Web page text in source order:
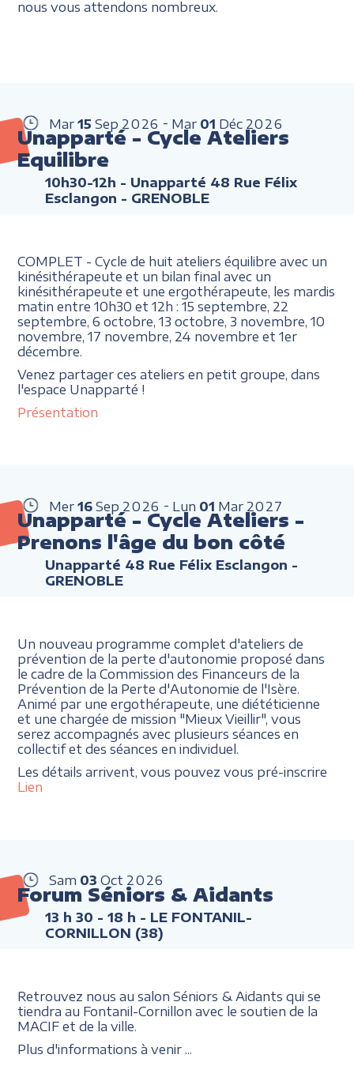
nous vous attendons nombreux.
Mar 15 Sep 2026 Mar 01 Déc 2026
Unapparté - Cycle Ateliers
Equilibre
10h30-12h - Unapparté 48 Rue Félix
Esclangon - GRENOBLE
COMPLET - Cycle de huit ateliers équilibre avec un
kinésithérapeute et un bilan final avec un
kinésithérapeute et une ergothérapeute, les mardis
matin entre 10h30 et 12h : 15 septembre, 22
septembre, 6 octobre, 13 octobre, 3 novembre, 10
novembre, 17 novembre, 24 novembre et 1er
décembre.
Venez partager ces ateliers en petit groupe, dans
l'espace Unapparté !
Présentation
Mer 16 Sep 2026 Lun 01 Mar 2027
Unapparté - Cycle Ateliers -
Prenons l'âge du bon côté
Unapparté 48 Rue Félix Esclangon -
GRENOBLE
Un nouveau programme complet d'ateliers de
prévention de la perte d'autonomie proposé dans
le cadre de la Commission des Financeurs de la
Prévention de la Perte d'Autonomie de l'Isère.
Animé par une ergothérapeute, une diététicienne
et une chargée de mission "Mieux Vieillir", vous
serez accompagnés avec plusieurs séances en
collectif et des séances en individuel.
Les détails arrivent, vous pouvez vous pré-inscrire
Lien
Sam 03 Oct 2026
Forum Séniors & Aidants
13 h 30 - 18 h - LE FONTANIL-
CORNILLON (38)
Retrouvez nous au salon Séniors & Aidants qui se
tiendra au Fontanil-Cornillon avec le soutien de la
MACIF et de la ville.
Plus d'informations à venir ...